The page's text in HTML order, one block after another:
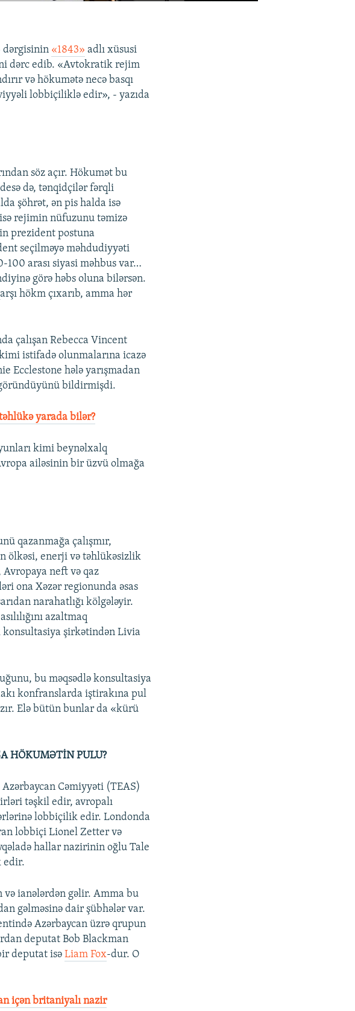
dərgisinin «1843» adlı xüsusi
dərc edib. «Avtokratik rejim
və hökumətə necə basqı
lobbiçiliklə edir», - yazıda
söz açır. Hökumət bu
də, tənqidçilər fərqli
şöhrət, ən pis halda isə
rejimin nüfuzunu təmizə
prezident postuna
seçilməyə məhdudiyyəti
100 arası siyasi məhbus var…
görə həbs oluna bilərsən.
hökm çıxarıb, amma hər
çalışan Rebecca Vincent
istifadə olunmalarına icazə
Ecclestone hələ yarışmadan
bildirmişdi.
yarada bilər?
kimi beynəlxalq
ailəsinin bir üzvü olmağa
qazanmağa çalışmır,
ölkəsi, enerji və təhlükəsizlik
neft və qaz
ona Xəzər regionunda əsas
narahatlığı kölgələyir.
azaltmaq
konsultasiya şirkətindən Livia
bu məqsədlə konsultasiya
konfranslarda iştirakına pul
Elə bütün bunlar da «kürü
HÖKUMƏTİN PULU?
Cəmiyyəti (TEAS)
təşkil edir, avropalı
lobbiçilik edir. Londonda
lobbiçi Lionel Zetter və
hallar nazirinin oğlu Tale
edir.
ianələrdən gəlir. Amma bu
gəlməsinə dair şübhələr var.
Azərbaycan üzrə qrupun
deputat Bob Blackman
deputat isəLiam Fox-dur. O
içən britaniyalı nazir